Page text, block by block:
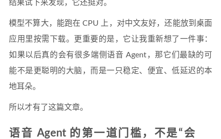
结果试下来发现，它还挺对。
模型不算大，能跑在 CPU 上，对中文友好，还能放到桌面
应用里按需下载。更重要的是，它让我重新想了一件事：
如果以后真的会有很多端侧语音 Agent，那它们最缺的可
能不是更聪明的大脑，而是一只稳定、便宜、低延迟的本
地耳朵。
所以才有了这篇文章。
语音 Agent 的第一道门槛，不是“会